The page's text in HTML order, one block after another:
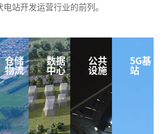
站开发运营行业的前列。
仓储
物流
数据
中心
公共
设施
5G基
站